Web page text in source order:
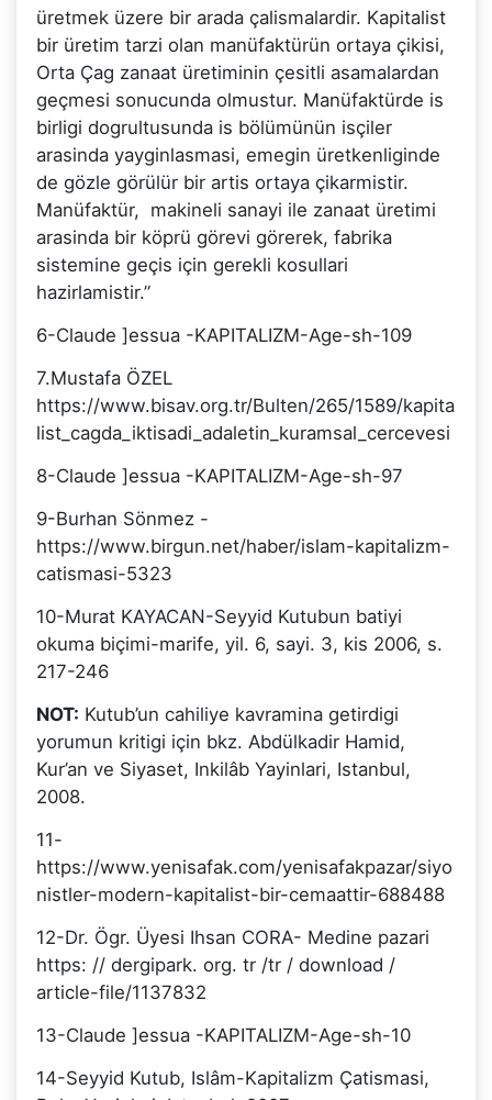
üretmek üzere bir arada çalismalardir. Kapitalist
bir üretim tarzi olan manüfaktürün ortaya çikisi,
Orta Çag zanaat üretiminin çesitli asamalardan
geçmesi sonucunda olmustur. Manüfaktürde is
birligi dogrultusunda is bölümünün isçiler
arasinda yayginlasmasi, emegin üretkenliginde
de gözle görülür bir artis ortaya çikarmistir.
Manüfaktür, makineli sanayi ile zanaat üretimi
arasinda bir köprü görevi görerek, fabrika
sistemine geçis için gerekli kosullari
hazirlamistir.”
6-Claude ]essua -KAPITALIZM-Age-sh-109
7.Mustafa ÖZEL
https://www.bisav.org.tr/Bulten/265/1589/kapita
list_cagda_iktisadi_adaletin_kuramsal_cercevesi
8-Claude ]essua -KAPITALIZM-Age-sh-97
9-Burhan Sönmez -
https://www.birgun.net/haber/islam-kapitalizm-
catismasi-5323
10-Murat KAYACAN-Seyyid Kutubun batiyi
okuma biçimi-marife, yil. 6, sayi. 3, kis 2006, s.
217-246
NOT: Kutub’un cahiliye kavramina getirdigi
yorumun kritigi için bkz. Abdülkadir Hamid,
Kur’an ve Siyaset, Inkilâb Yayinlari, Istanbul,
2008.
11-
https://www.yenisafak.com/yenisafakpazar/siyo
nistler-modern-kapitalist-bir-cemaattir-688488
12-Dr. Ögr. Üyesi Ihsan CORA- Medine pazari
https: // dergipark. org. tr /tr / download /
article-file/1137832
13-Claude ]essua -KAPITALIZM-Age-sh-10
14-Seyyid Kutub, Islâm-Kapitalizm Çatismasi,